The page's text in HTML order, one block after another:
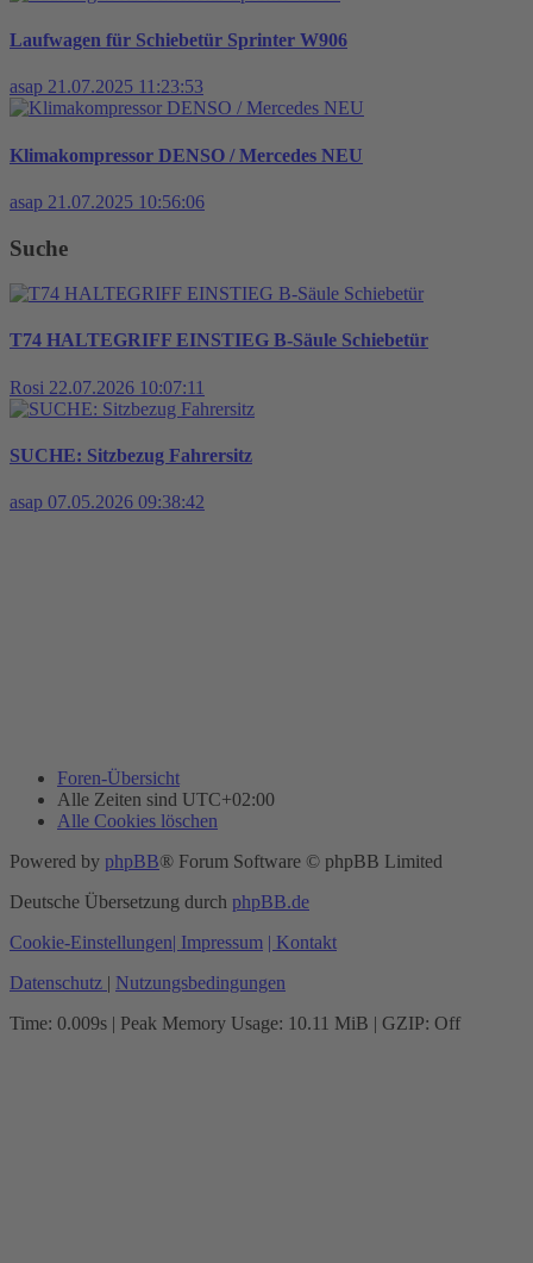
Laufwagen für Schiebetür Sprinter W906
asap 21.07.2025 11:23:53
Klimakompressor DENSO / Mercedes NEU
asap 21.07.2025 10:56:06
Suche
T74 HALTEGRIFF EINSTIEG B-Säule Schiebetür
Rosi 22.07.2026 10:07:11
SUCHE: Sitzbezug Fahrersitz
asap 07.05.2026 09:38:42
Foren-Übersicht
Alle Zeiten sind UTC+02:00
Alle Cookies löschen
Powered by phpBB® Forum Software © phpBB Limited
Deutsche Übersetzung durch phpBB.de
Cookie-Einstellungen| Impressum | Kontakt
Datenschutz | Nutzungsbedingungen
Time: 0.009s | Peak Memory Usage: 10.11 MiB | GZIP: Off